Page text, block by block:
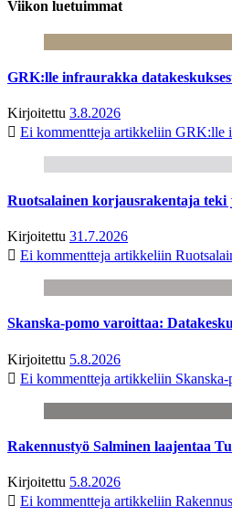
Viikon luetuimmat
GRK:lle infraurakka
Kirjoitettu 3.8.2026
Ei kommentteja artikkeliin GRK:lle
Ruotsalainen korjausrakentaja teki
Kirjoitettu 31.7.2026
Ei kommentteja artikkeliin
Skanska-pomo varoittaa:
Kirjoitettu 5.8.2026
Ei kommentteja artikkeliin Skanska-
Rakennustyö Salminen laajentaa
Kirjoitettu 5.8.2026
Ei kommentteja artikkeliin